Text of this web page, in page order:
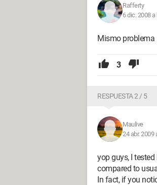
Rafferty
6 dic. 2008
Mismo problema
3
RESPUESTA 2 / 5
Maulive
24 abr. 2009
yop guys, I
compared to
In fact, if you